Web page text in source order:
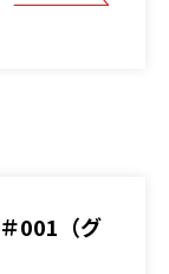
001（グ